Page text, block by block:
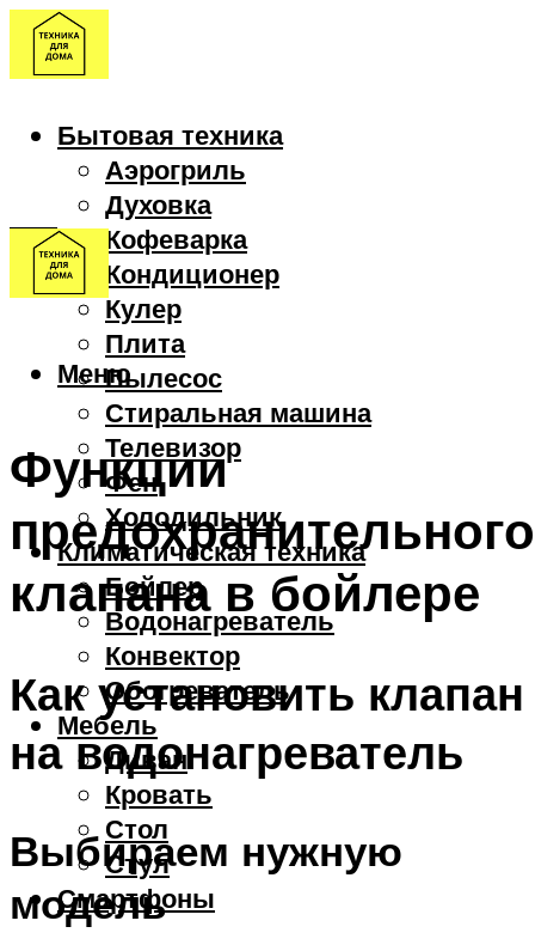
Бытовая техника
Аэрогриль
Духовка
Кофеварка
Кондиционер
Кулер
Плита
Пылесос
Стиральная машина
Телевизор
Фен
Холодильник
Климатическая техника
Бойлер
Водонагреватель
Конвектор
Обогреватель
Мебель
Диван
Кровать
Стол
Стул
Смартфоны
Меню
Функции
предохранительного
клапана в бойлере
Как установить клапан
на водонагреватель
Выбираем нужную
модель